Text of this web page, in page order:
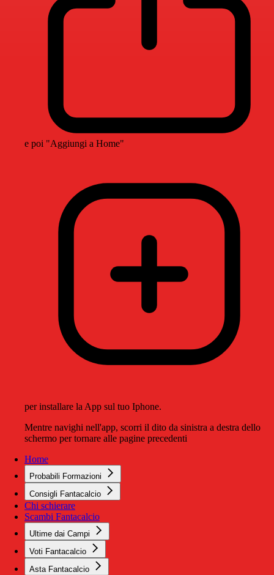
e poi "Aggiungi a Home"
per installare la App sul tuo Iphone.
Mentre navighi nell'app, scorri il dito da sinistra a destra dello
schermo per tornare alle pagine precedenti
Home
Probabili Formazioni
Consigli Fantacalcio
Chi schierare
Scambi Fantacalcio
Ultime dai Campi
Voti Fantacalcio
Asta Fantacalcio